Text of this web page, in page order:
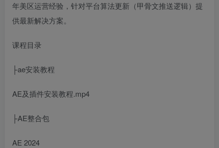
年美区运营经验，针对平台算法更新（甲骨文推送逻辑）提
供最新解决方案。
课程目录
├ae安装教程
AE及插件安装教程.mp4
├AE整合包
AE 2024